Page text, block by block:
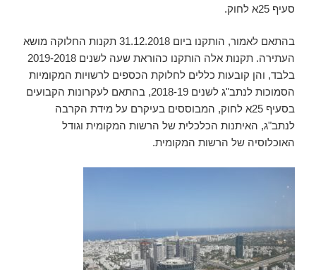
סעיף 25א לחוק.
בהתאם לאמור, הותקנו ביום 31.12.2018 תקנות החלוקה מושא
העתירה. תקנות אלה הותקנו כהוראת שעה לשנים 2019-2018
בלבד, והן קובעות כללים לחלוקת הכספים לרשויות המקומיות
הסמוכות לנתב"ג לשנים 2018-19, בהתאם לעקרונות הקבועים
בסעיף 25א לחוק, המבוססים בעיקרם על מידת הקרבה
לנתב"ג, האיתנות הכלכלית של הרשות המקומית וגודל
האוכלוסיה של הרשות המקומית.